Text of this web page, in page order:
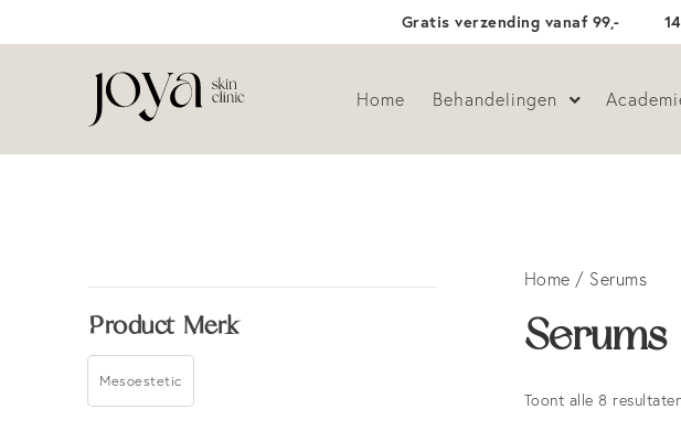
Gratis verzending vanaf 99,-
Home Behandelingen
Product Merk
Mesoestetic
Home / Serums
Serums
Toont alle 8